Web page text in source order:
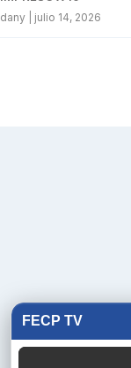
FECP TV
dany julio 14, 2026